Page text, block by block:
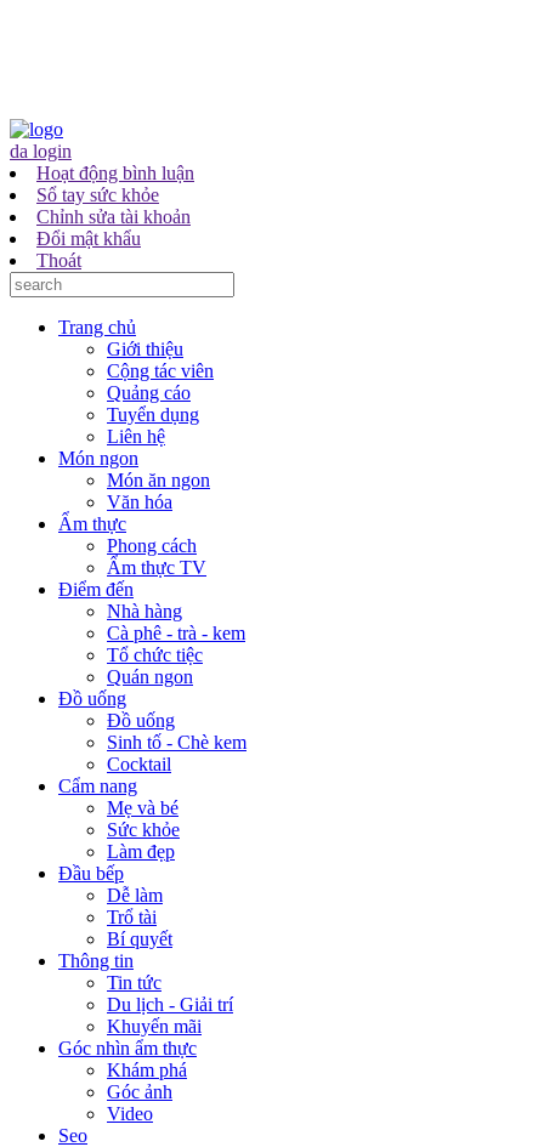
da login
Hoạt động bình luận
Sổ tay sức khỏe
Chỉnh sửa tài khoản
Đổi mật khẩu
Thoát
Trang chủ
Giới thiệu
Cộng tác viên
Quảng cáo
Tuyển dụng
Liên hệ
Món ngon
Món ăn ngon
Văn hóa
Ẩm thực
Phong cách
Ẩm thực TV
Điểm đến
Nhà hàng
Cà phê - trà - kem
Tổ chức tiệc
Quán ngon
Đồ uống
Đồ uống
Sinh tố - Chè kem
Cocktail
Cẩm nang
Mẹ và bé
Sức khỏe
Làm đẹp
Đầu bếp
Dễ làm
Trổ tài
Bí quyết
Thông tin
Tin tức
Du lịch - Giải trí
Khuyến mãi
Góc nhìn ẩm thực
Khám phá
Góc ảnh
Video
Seo